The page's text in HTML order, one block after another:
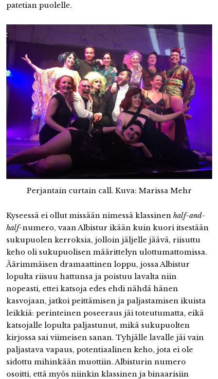
patetian puolelle.
Perjantain curtain call. Kuva: Marissa Mehr
Kyseessä ei ollut missään nimessä klassinen half-and-
half-numero, vaan Albistur ikään kuin kuori itsestään
sukupuolen kerroksia, jolloin jäljelle jäävä, riisuttu
keho oli sukupuolisen määrittelyn ulottumattomissa.
Äärimmäisen dramaattinen loppu, jossa Albistur
lopulta riisuu hattunsa ja poistuu lavalta niin
nopeasti, ettei katsoja edes ehdi nähdä hänen
kasvojaan, jatkoi peittämisen ja paljastamisen ikuista
leikkiä: perinteinen poseeraus jäi toteutumatta, eikä
katsojalle lopulta paljastunut, mikä sukupuolten
kirjossa sai viimeisen sanan. Tyhjälle lavalle jäi vain
paljastava vapaus, potentiaalinen keho, jota ei ole
sidottu mihinkään muottiin. Albisturin numero
osoitti, että myös niinkin klassinen ja binaarisiin